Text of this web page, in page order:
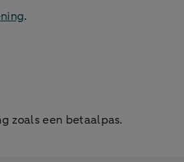
.
zoals een betaalpas.